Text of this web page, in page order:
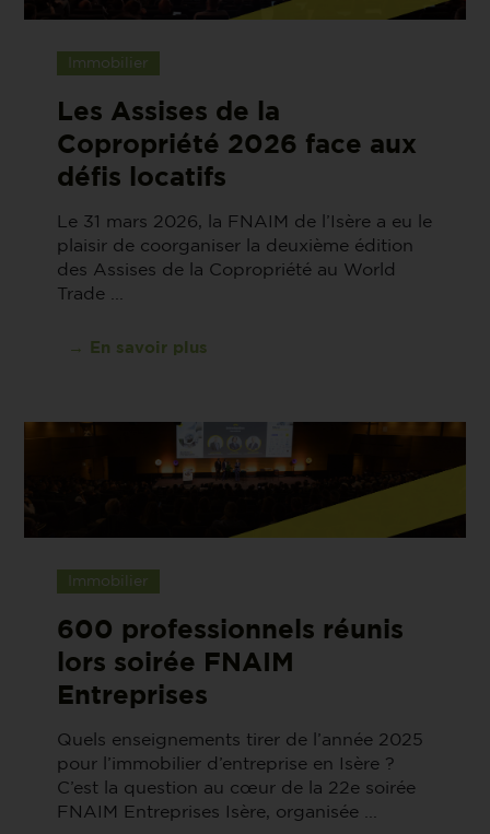
Immobilier
Les Assises de la
Copropriété 2026 face aux
défis locatifs
Le 31 mars 2026, la FNAIM de l’Isère a eu le
plaisir de coorganiser la deuxième édition
des Assises de la Copropriété au World
Trade ...
→ En savoir plus
Immobilier
600 professionnels réunis
lors soirée FNAIM
Entreprises
Quels enseignements tirer de l’année 2025
pour l’immobilier d’entreprise en Isère ?
C’est la question au cœur de la 22e soirée
FNAIM Entreprises Isère, organisée ...